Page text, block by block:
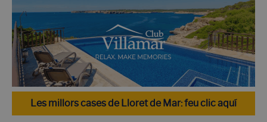
Les millors cases de Lloret de Mar: feu clic aquí